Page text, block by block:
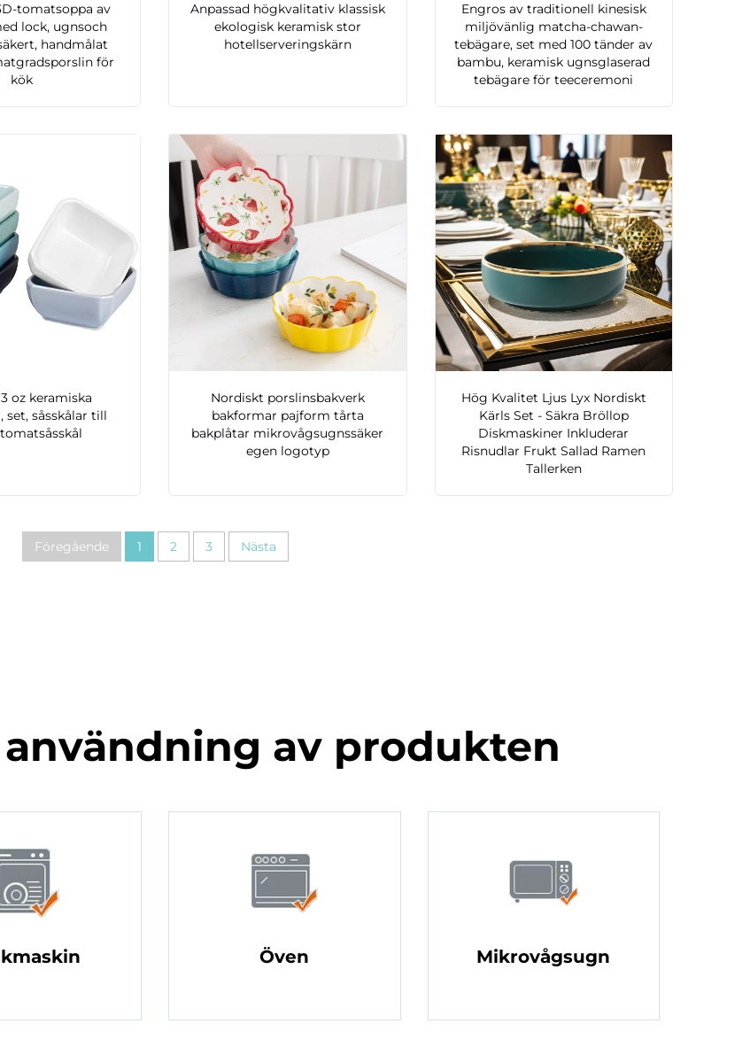
tomatsoppa av
lock, ugnsoch
handmålat
för
kök
Anpassad högkvalitativ klassisk
ekologisk keramisk stor
hotellserveringskärn
Engros av traditionell kinesisk
miljövänlig matcha-chawan-
tebägare, set med 100 tänder av
bambu, keramisk ugnsglaserad
tebägare för teeceremoni
oz keramiska
set, såsskålar till
Nordiskt porslinsbakverk
bakformar pajform tårta
bakplåtar mikrovågsugnssäker
egen logotyp
Hög Kvalitet Ljus Lyx Nordiskt
Kärls Set - Säkra Bröllop
Diskmaskiner Inkluderar
Risnudlar Frukt Sallad Ramen
Tallerken
Föregående 1 2 3 Nästa
av produkten
Öven Mikrovågsugn